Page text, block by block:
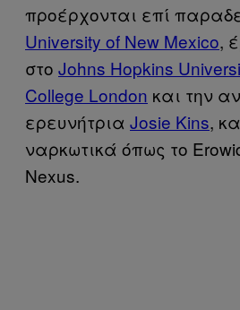
προέρχονται επί
University of New Mexico,
στο Johns Hopkins
College London και την
ερευνήτρια Josie Kins,
ναρκωτικά όπως το
Nexus.